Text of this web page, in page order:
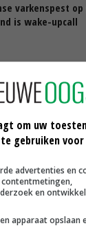
varkenspest
is wake-upcall
om uw
gebruiken
advertenties en
en
apparaat opslaan